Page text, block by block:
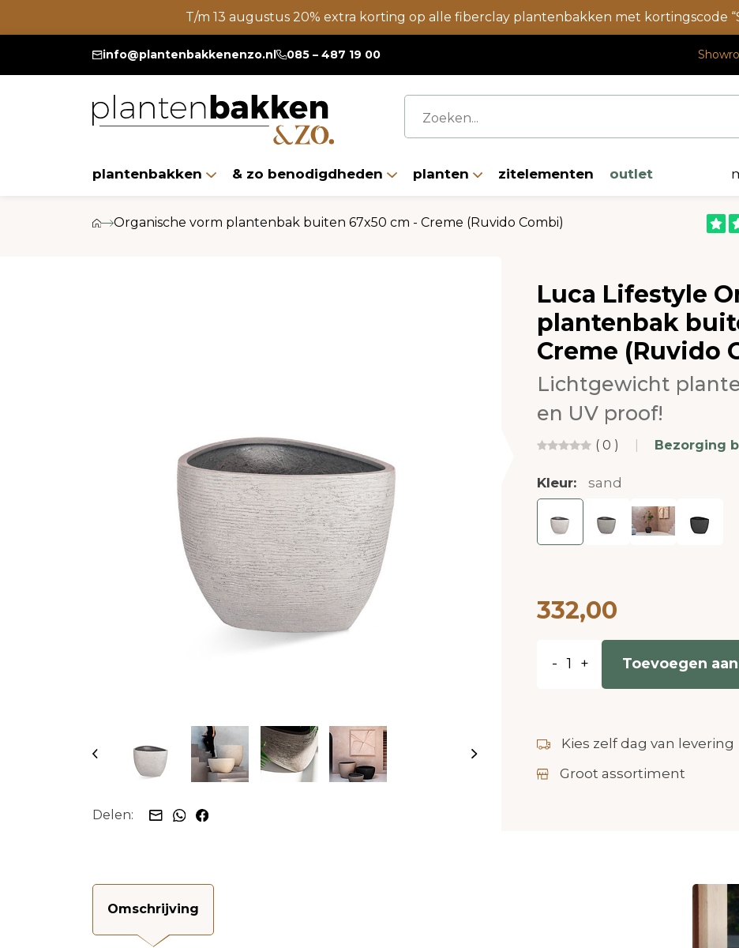
T/m 13 augustus 20% extra korting op alle fiberclay plantenbakken met kortingscode
info@plantenbakkenenzo.nl 085 – 487 19 00
plantenbakken & zo benodigdheden planten zitelementen outlet
Organische vorm plantenbak buiten 67x50 cm - Creme (Ruvido Combi)
Delen:
Luca Lifestyle
plantenbak
Creme (Ruvido
Lichtgewicht
en UV proof!
( 0 ) Bezorging
Kleur: sand
332,00
- + Toevoegen
Kies zelf dag van levering
Groot assortiment
Omschrijving